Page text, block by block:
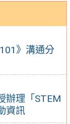
》溝通分
辦理「STEM
資訊